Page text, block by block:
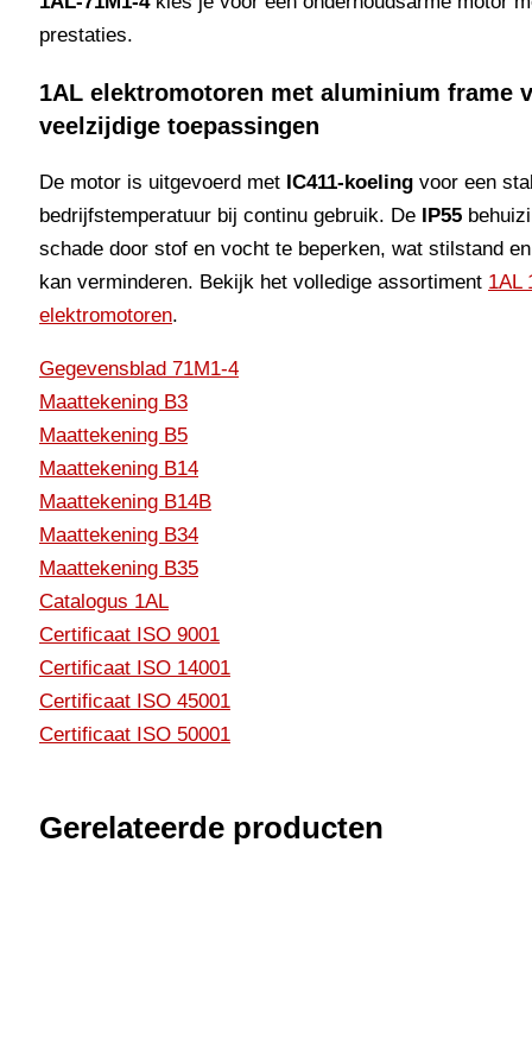
prestaties.
1AL elektromotoren met aluminium frame
veelzijdige toepassingen
De motor is uitgevoerd met IC411-koeling voor een
bedrijfstemperatuur bij continu gebruik. De IP55
schade door stof en vocht te beperken, wat stilstand
kan verminderen. Bekijk het volledige assortiment 1AL
elektromotoren.
Gegevensblad 71M1-4
Maattekening B3
Maattekening B5
Maattekening B14
Maattekening B14B
Maattekening B34
Maattekening B35
Catalogus 1AL
Certificaat ISO 9001
Certificaat ISO 14001
Certificaat ISO 45001
Certificaat ISO 50001
Gerelateerde producten